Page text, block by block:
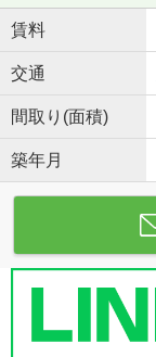
賃料
交通
間取り(面積)
築年月